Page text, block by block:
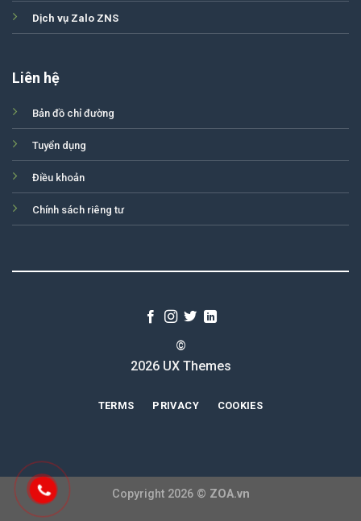
Dịch vụ Zalo ZNS
Liên hệ
Bản đồ chỉ đường
Tuyển dụng
Điều khoản
Chính sách riêng tư
©
2026 UX Themes
TERMS PRIVACY COOKIES
Copyright 2026 © ZOA.vn